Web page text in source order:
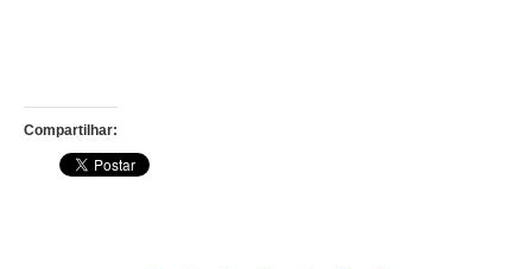
Compartilhar: